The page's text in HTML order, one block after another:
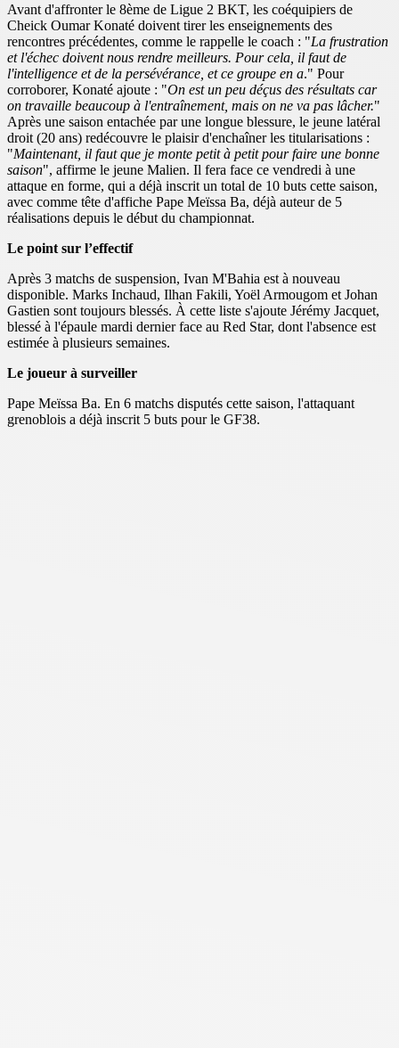
Avant d'affronter le 8ème de Ligue 2 BKT, les coéquipiers de
Cheick Oumar Konaté doivent tirer les enseignements des
rencontres précédentes, comme le rappelle le coach : "La frustration
et l'échec doivent nous rendre meilleurs. Pour cela, il faut de
l'intelligence et de la persévérance, et ce groupe en a." Pour
corroborer, Konaté ajoute : "On est un peu déçus des résultats car
on travaille beaucoup à l'entraînement, mais on ne va pas lâcher."
Après une saison entachée par une longue blessure, le jeune latéral
droit (20 ans) redécouvre le plaisir d'enchaîner les titularisations :
"Maintenant, il faut que je monte petit à petit pour faire une bonne
saison", affirme le jeune Malien. Il fera face ce vendredi à une
attaque en forme, qui a déjà inscrit un total de 10 buts cette saison,
avec comme tête d'affiche Pape Meïssa Ba, déjà auteur de 5
réalisations depuis le début du championnat.
Le point sur l’effectif
Après 3 matchs de suspension, Ivan M'Bahia est à nouveau
disponible. Marks Inchaud, Ilhan Fakili, Yoël Armougom et Johan
Gastien sont toujours blessés. À cette liste s'ajoute Jérémy Jacquet,
blessé à l'épaule mardi dernier face au Red Star, dont l'absence est
estimée à plusieurs semaines.
Le joueur à surveiller
Pape Meïssa Ba. En 6 matchs disputés cette saison, l'attaquant
grenoblois a déjà inscrit 5 buts pour le GF38.